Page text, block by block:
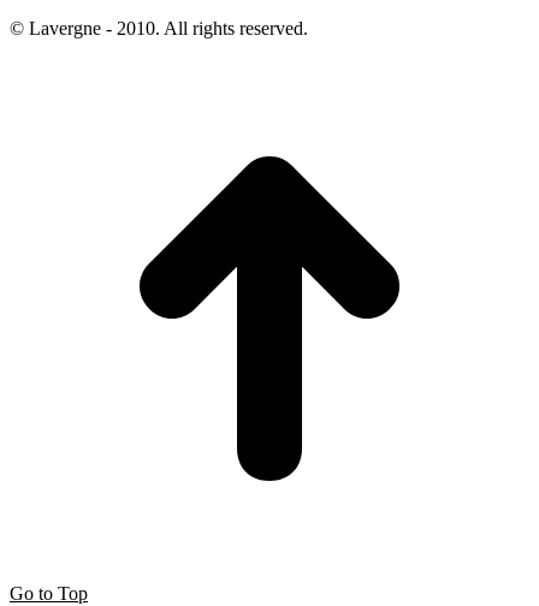
© Lavergne - 2010. All rights reserved.
Go to Top